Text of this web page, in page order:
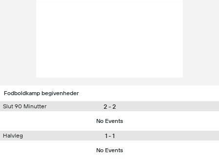
Fodboldkamp begivenheder
Slut 90 Minutter
2 - 2
No Events
Halvleg 1 - 1
No Events